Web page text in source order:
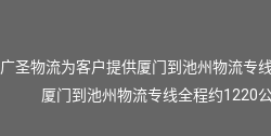
广圣物流为客户提供厦门到池州物流专
厦门到池州物流专线全程约1220